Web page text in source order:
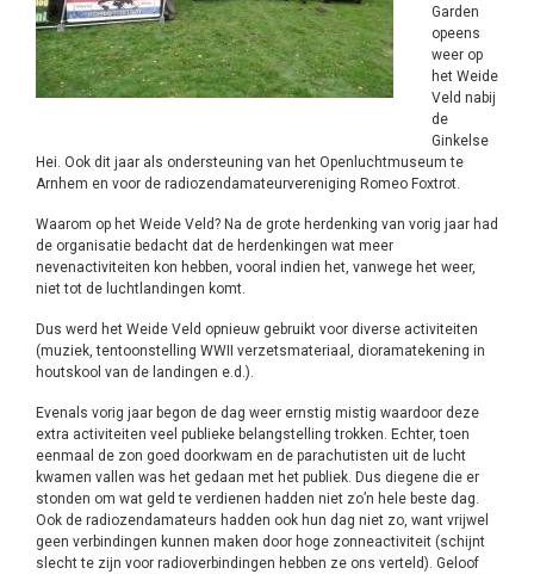
Garden
opeens
weer op
het Weide
Veld nabij
de
Ginkelse
Hei. Ook dit jaar als ondersteuning van het Openluchtmuseum te
Arnhem en voor de radiozendamateurvereniging Romeo Foxtrot.
Waarom op het Weide Veld? Na de grote herdenking van vorig jaar had
de organisatie bedacht dat de herdenkingen wat meer
nevenactiviteiten kon hebben, vooral indien het, vanwege het weer,
niet tot de luchtlandingen komt.
Dus werd het Weide Veld opnieuw gebruikt voor diverse activiteiten
(muziek, tentoonstelling WWII verzetsmateriaal, dioramatekening in
houtskool van de landingen e.d.).
Evenals vorig jaar begon de dag weer ernstig mistig waardoor deze
extra activiteiten veel publieke belangstelling trokken. Echter, toen
eenmaal de zon goed doorkwam en de parachutisten uit de lucht
kwamen vallen was het gedaan met het publiek. Dus diegene die er
stonden om wat geld te verdienen hadden niet zo’n hele beste dag.
Ook de radiozendamateurs hadden ook hun dag niet zo, want vrijwel
geen verbindingen kunnen maken door hoge zonneactiviteit (schijnt
slecht te zijn voor radioverbindingen hebben ze ons verteld). Geloof